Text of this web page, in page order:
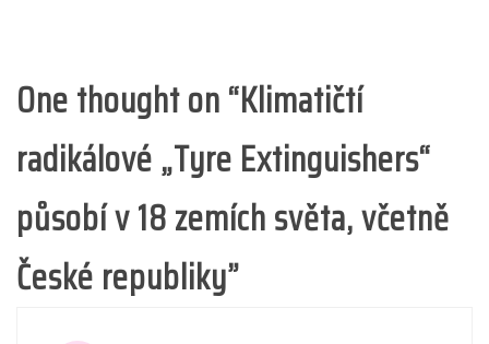
One thought on “Klimatičtí
radikálové „Tyre Extinguishers“
působí v 18 zemích světa, včetně
České republiky”